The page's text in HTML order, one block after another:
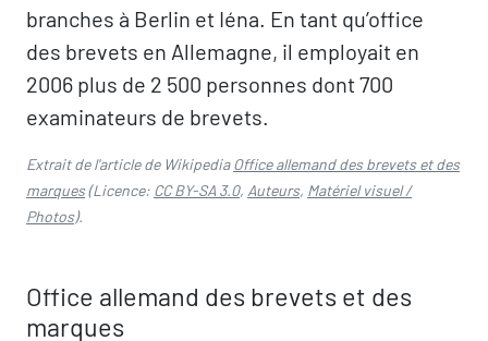
branches à Berlin et Iéna. En tant qu’office
des brevets en Allemagne, il employait en
2006 plus de 2 500 personnes dont 700
examinateurs de brevets.
Extrait de l'article de WikipediaOffice allemand des brevets et des
marques(Licence: CC BY-SA 3.0, Auteurs, Matériel visuel /
Photos).
Office allemand des brevets et des
marques